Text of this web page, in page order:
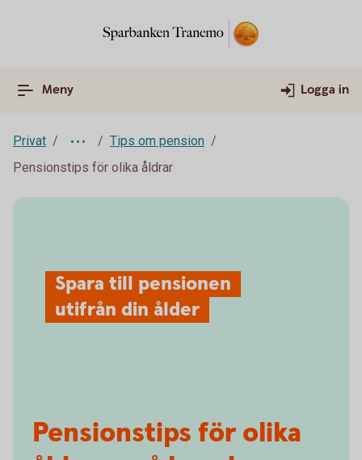
Meny Logga in
Privat
Tips om pension
Pensionstips för olika åldrar
Pensionstips för olika
Spara till pensionen
utifrån din ålder